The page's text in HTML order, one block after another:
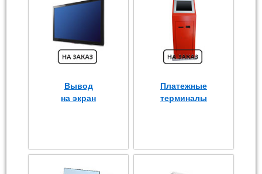
Вывод
на экран
Платежные
терминалы